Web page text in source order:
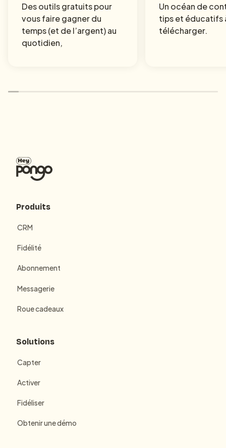
Des outils gratuits pour
vous faire gagner du
temps (et de l’argent) au
quotidien,
Un océan de
tips et éducatifs
télécharger.
Produits
CRM
Fidélité
Abonnement
Messagerie
Roue cadeaux
Solutions
Capter
Activer
Fidéliser
Obtenir une démo